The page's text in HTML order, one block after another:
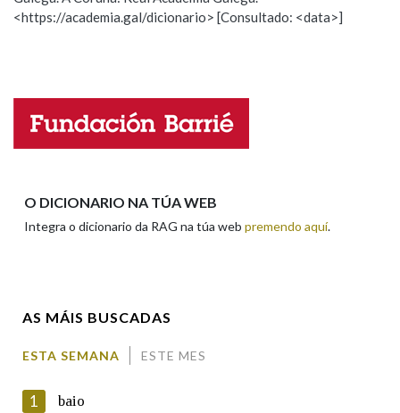
Observación Hai un erro na palabra
Nome
Apelidos
<https://academia.gal/dicionario> [Consultado: <data>]
O DICIONARIO NA TÚA WEB
Integra o dicionario da RAG na túa web premendo aquí.
AS MÁIS BUSCADAS
ESTA SEMANA ESTE MES
1 baio